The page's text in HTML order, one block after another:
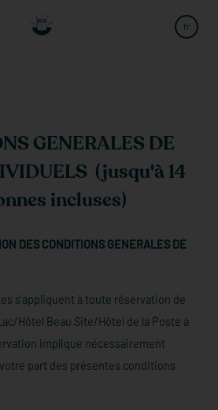
un séjour fr
GENERALES DE
(jusqu'à 14
incluses)
DES CONDITIONS GENERALES DE
s’appliquent à toute réservation de
Hôtel Beau Site/Hôtel de la Poste à
implique nécessairement
part des présentes conditions